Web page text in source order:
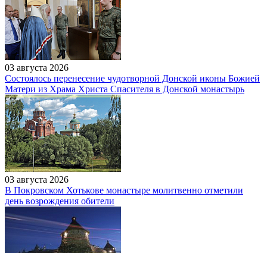
03 августа 2026
Состоялось перенесение чудотворной Донской иконы Божией
Матери из Храма Христа Спасителя в Донской монастырь
03 августа 2026
В Покровском Хотькове монастыре молитвенно отметили
день возрождения обители